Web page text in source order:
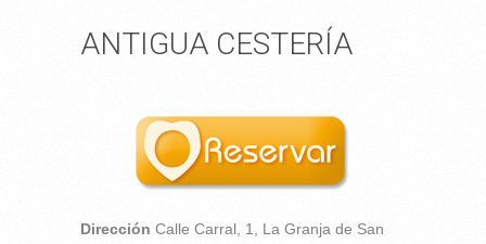
ANTIGUA CESTERÍA
Dirección Calle Carral, 1, La Granja de San